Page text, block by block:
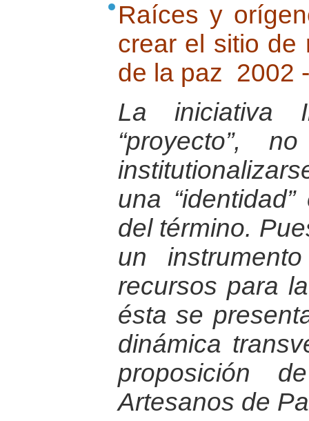
Raíces y
crear el sitio de
de la paz 2002
La iniciativa
“proyecto”,
una
del término.
un
recursos para
ésta se
dinámica
proposición
Artesanos de